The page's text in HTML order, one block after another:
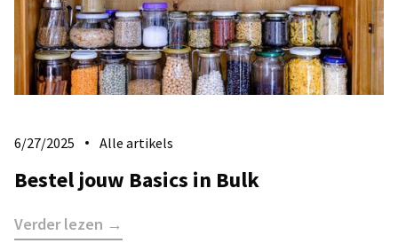
6/27/2025 Alle artikels
Bestel jouw Basics in Bulk
Verder lezen →